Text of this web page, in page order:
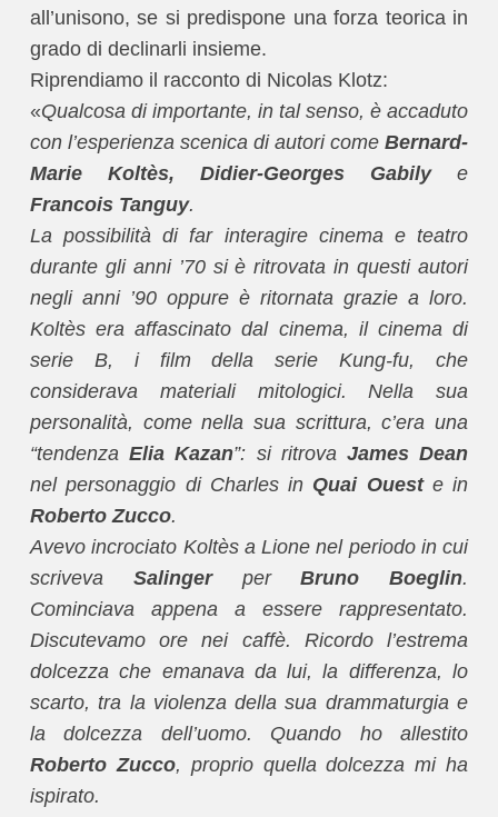
all’unisono, se si predispone una forza teorica in
grado di declinarli insieme.
Riprendiamo il racconto di Nicolas Klotz:
«Qualcosa di importante, in tal senso, è accaduto
con l’esperienza scenica di autori come Bernard-
Marie Koltès, Didier-Georges Gabilye
Francois Tanguy.
La possibilità di far interagire cinema e teatro
durante gli anni ’70 si è ritrovata in questi autori
negli anni ’90 oppure è ritornata grazie a loro.
Koltès era affascinato dal cinema, il cinema di
serie B, i film della serie Kung-fu, che
considerava materiali mitologici. Nella sua
personalità, come nella sua scrittura, c’era una
“tendenzaElia Kazan”: si ritrova James Dean
nel personaggio di Charles in Quai Oueste in
Roberto Zucco.
Avevo incrociato Koltès a Lione nel periodo in cui
scriveva SalingerperBruno Boeglin.
Cominciava appena a essere rappresentato.
Discutevamo ore nei caffè. Ricordo l’estrema
dolcezza che emanava da lui, la differenza, lo
scarto, tra la violenza della sua drammaturgia e
la dolcezza dell’uomo. Quando ho allestito
Roberto Zucco, proprio quella dolcezza mi ha
ispirato.